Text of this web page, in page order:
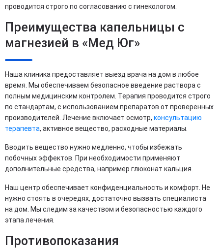
проводится строго по согласованию с гинекологом.
Преимущества капельницы с
магнезией в «Мед Юг»
Наша клиника предоставляет выезд врача на дом в любое
время. Мы обеспечиваем безопасное введение раствора с
полным медицинским контролем. Терапия проводится строго
по стандартам, с использованием препаратов от проверенных
производителей. Лечение включает осмотр, консультацию
терапевта, активное вещество, расходные материалы.
Вводить вещество нужно медленно, чтобы избежать
побочных эффектов. При необходимости применяют
дополнительные средства, например глюконат кальция.
Наш центр обеспечивает конфиденциальность и комфорт. Не
нужно стоять в очередях, достаточно вызвать специалиста
на дом. Мы следим за качеством и безопасностью каждого
этапа лечения.
Противопоказания